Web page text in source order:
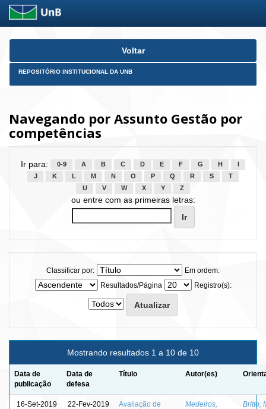
Skip
Voltar
REPOSITÓRIO INSTITUCIONAL DA UNB
Navegando por Assunto Gestão por
competências
Ir para: 0-9 A B C D E F G H
J
K L M N O P Q R S
T
U
V W X Y Z
ou entre com as primeiras letras:
Classificar por:
Em ordem:
Resultados/Página
Registro(s):
Mostrando resultados 1 a 10 de 10
Data de
publicação
Data de
defesa
Título Autor(es)
16-Set-2019 22-Fev-2019
Avaliação de
Medeiros,
Britto,